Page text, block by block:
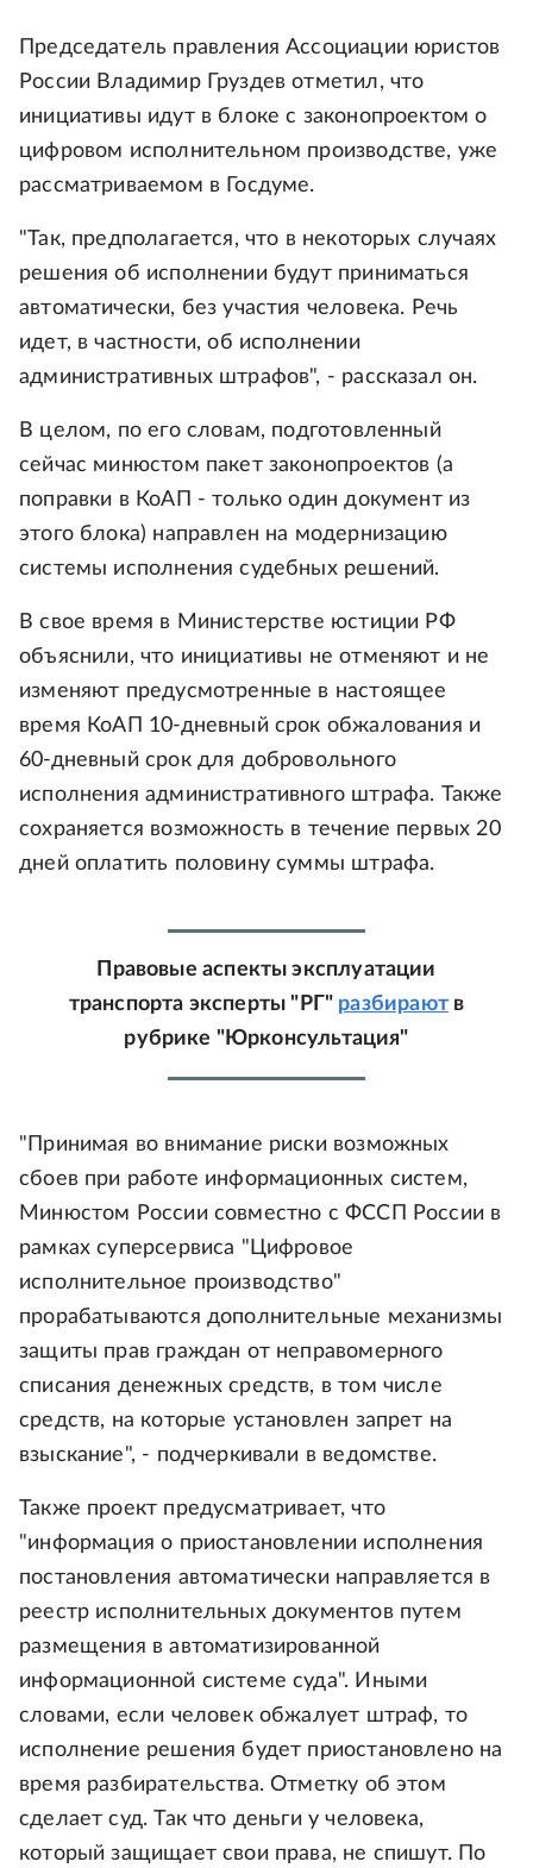
Председатель правления Ассоциации юристов
России Владимир Груздев отметил, что
инициативы идут в блоке с законопроектом о
цифровом исполнительном производстве, уже
рассматриваемом в Госдуме.
"Так, предполагается, что в некоторых случаях
решения об исполнении будут приниматься
автоматически, без участия человека. Речь
идет, в частности, об исполнении
административных штрафов", - рассказал он.
В целом, по его словам, подготовленный
сейчас минюстом пакет законопроектов (а
поправки в КоАП - только один документ из
этого блока) направлен на модернизацию
системы исполнения судебных решений.
В свое время в Министерстве юстиции РФ
объяснили, что инициативы не отменяют и не
изменяют предусмотренные в настоящее
время КоАП 10-дневный срок обжалования и
60-дневный срок для добровольного
исполнения административного штрафа. Также
сохраняется возможность в течение первых 20
дней оплатить половину суммы штрафа.
Правовые аспекты эксплуатации
транспорта эксперты "РГ" разбираютв
рубрике "Юрконсультация"
"Принимая во внимание риски возможных
сбоев при работе информационных систем,
Минюстом России совместно с ФССП России в
рамках суперсервиса "Цифровое
исполнительное производство"
прорабатываются дополнительные механизмы
защиты прав граждан от неправомерного
списания денежных средств, в том числе
средств, на которые установлен запрет на
взыскание", - подчеркивали в ведомстве.
Также проект предусматривает, что
"информация о приостановлении исполнения
постановления автоматически направляется в
реестр исполнительных документов путем
размещения в автоматизированной
информационной системе суда". Иными
словами, если человек обжалует штраф, то
исполнение решения будет приостановлено на
время разбирательства. Отметку об этом
сделает суд. Так что деньги у человека,
который защищает свои права, не спишут. По